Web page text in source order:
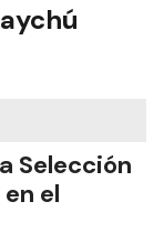
Selección
el